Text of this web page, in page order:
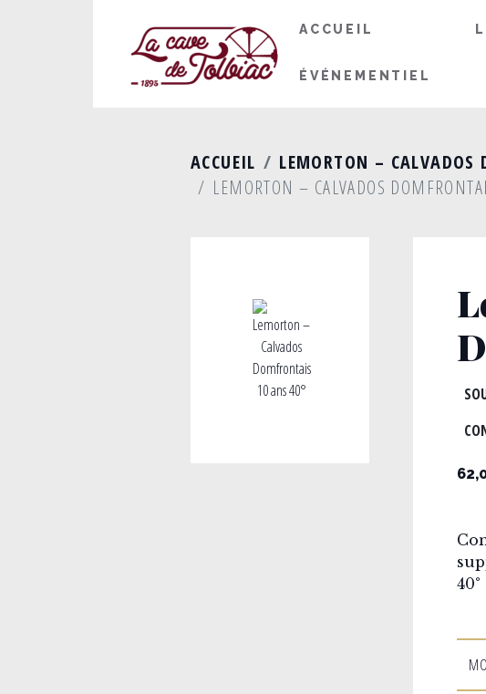
ACCUEIL
ÉVÉNEMENTIEL
ACCUEIL
LEMORTON –
LEMORTON – CALVADOS